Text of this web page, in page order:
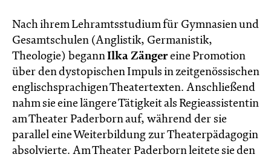
Nach ihrem Lehramtsstudium für Gymnasien und
Gesamtschulen (Anglistik, Germanistik,
Theologie) begannIlka Zängereine Promotion
über den dystopischen Impuls in zeitgenössischen
englischsprachigen Theatertexten. Anschließend
nahm sie eine längere Tätigkeit als Regieassistentin
am Theater Paderborn auf, während der sie
parallel eine Weiterbildung zur Theaterpädagogin
absolvierte. Am Theater Paderborn leitete sie den